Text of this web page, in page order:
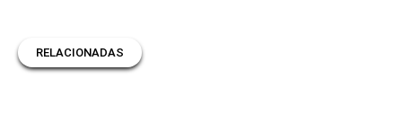
RELACIONADAS